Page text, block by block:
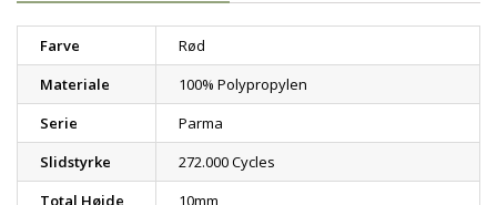
Farve
Rød
Materiale
100% Polypropylen
Serie
Parma
Slidstyrke
272.000 Cycles
Total Højde
10mm